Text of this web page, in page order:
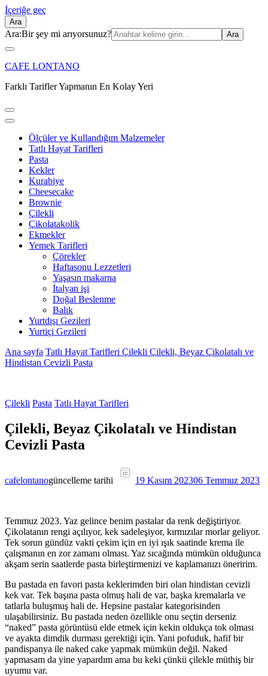
İçeriğe geç
Ara
Ara:Bir şey mi arıyorsunuz?
CAFE LONTANO
Farklı Tarifler Yapmanın En Kolay Yeri
Ölçüler ve Kullandığım Malzemeler
Tatlı Hayat Tarifleri
Pasta
Kekler
Kurabiye
Cheesecake
Brownie
Çilekli
Çikolatakolik
Ekmekler
Yemek Tarifleri
Çörekler
Haftasonu Lezzetleri
Yaşasın makarna
İtalyan işi
Doğal Beslenme
Balık
Yurtdışı Gezileri
Yurtiçi Gezileri
Ana sayfa Tatlı Hayat Tarifleri Çilekli Çilekli, Beyaz Çikolatalı ve
Hindistan Cevizli Pasta
Çilekli Pasta Tatlı Hayat Tarifleri
Çilekli, Beyaz Çikolatalı ve Hindistan
Cevizli Pasta
cafelontanogüncelleme tarihi 19 Kasım 202306 Temmuz 2023
Temmuz 2023. Yaz gelince benim pastalar da renk değiştiriyor.
Çikolatanın rengi açılıyor, kek sadeleşiyor, kırmızılar morlar geliyor.
Tek sorun gündüz vakti çekim için en iyi ışık saatinde krema ile
çalışmanın en zor zamanı olması. Yaz sıcağında mümkün olduğunca
akşam serin saatlerde pasta birleştirmenizi ve kaplamanızı öneririm.
Bu pastada en favori pasta keklerimden biri olan hindistan cevizli
kek var. Tek başına pasta olmuş hali de var, başka kremalarla ve
tatlarla buluşmuş hali de. Hepsine pastalar kategorisinden
ulaşabilirsiniz. Bu pastada neden özellikle onu seçtin derseniz
“naked” pasta görüntüsü elde etmek için kekin oldukça tok olması
ve ayakta dimdik durması gerektiği için. Yani pofuduk, hafif bir
pandispanya ile naked cake yapmak mümkün değil. Naked
yapmasam da yine yapardım ama bu keki çünkü çilekle müthiş bir
uyumu var.